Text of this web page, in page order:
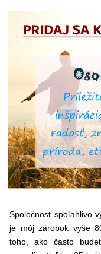
Spoločnosť spoľahlivo
je môj zárobok vyše
toho, ako často